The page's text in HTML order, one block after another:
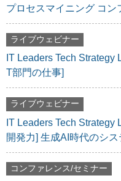
プロセスマイニング コン
ライブウェビナー
IT Leaders Tech Strategy
T部門の仕事]
ライブウェビナー
IT Leaders Tech
開発力] 生成AI時代のシス
コンファレンス/セミナー